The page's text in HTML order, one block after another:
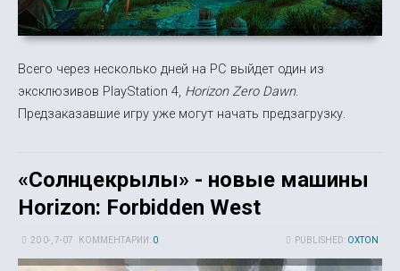
Всего через несколько дней на PC выйдет один из
эксклюзивов PlayStation 4, Horizon Zero Dawn.
Предзаказавшие игру уже могут начать предзагрузку.
«Солнцекрылы» - новые машины
Horizon: Forbidden West
PUBLISHED: OXTON
20 0-, 7-07 КОММЕНТАРИИ: 0